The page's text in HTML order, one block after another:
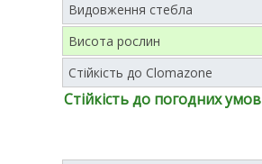
Видовження стебла
Висота рослин
Стійкість до Clomazone
Стійкість до погодних умов